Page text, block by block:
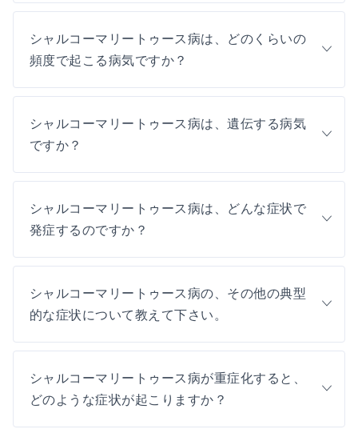
シャルコーマリートゥース病は、どのくらいの
頻度で起こる病気ですか？
シャルコーマリートゥース病は、遺伝する病気
ですか？
シャルコーマリートゥース病は、どんな症状で
発症するのですか？
シャルコーマリートゥース病の、その他の典型
的な症状について教えて下さい。
シャルコーマリートゥース病が重症化すると、
どのような症状が起こりますか？